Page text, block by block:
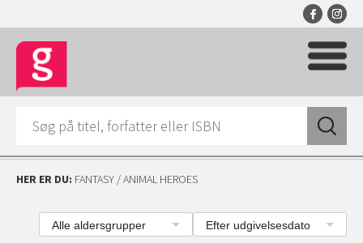
HER ER DU: FANTASY / ANIMAL HEROES
Efter udgivelsesdato
Alle aldersgrupper